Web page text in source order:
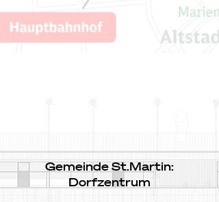
Gemeinde St.Martin:
Dorfzentrum